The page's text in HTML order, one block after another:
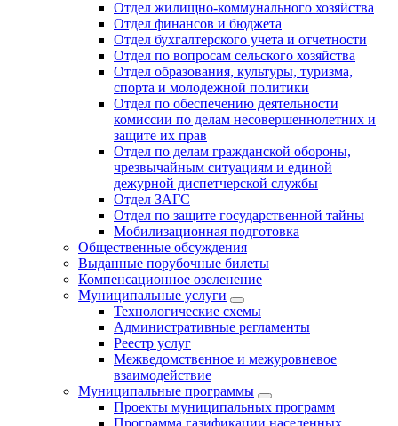
Отдел жилищно-коммунального хозяйства
Отдел финансов и бюджета
Отдел бухгалтерского учета и отчетности
Отдел по вопросам сельского хозяйства
Отдел образования, культуры, туризма,
спорта и молодежной политики
Отдел по обеспечению деятельности
комиссии по делам несовершеннолетних и
защите их прав
Отдел по делам гражданской обороны,
чрезвычайным ситуациям и единой
дежурной диспетчерской службы
Отдел ЗАГС
Отдел по защите государственной тайны
Мобилизационная подготовка
Общественные обсуждения
Выданные порубочные билеты
Компенсационное озеленение
Муниципальные услуги
Технологические схемы
Административные регламенты
Реестр услуг
Межведомственное и межуровневое
взаимодействие
Муниципальные программы
Проекты муниципальных программ
Программа газификации населенных